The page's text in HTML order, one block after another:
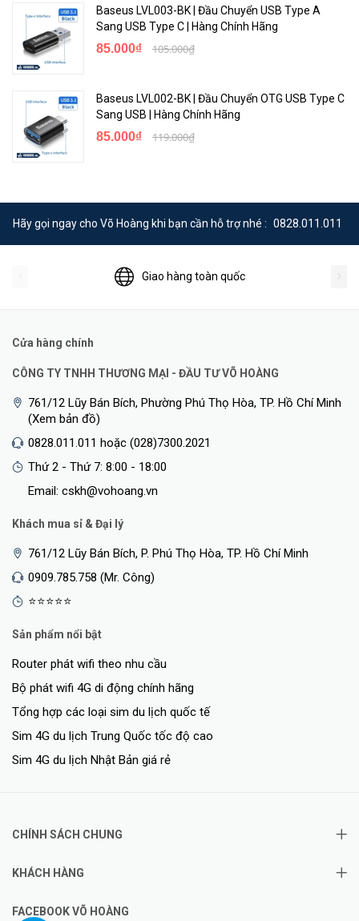
Baseus LVL003-BK | Đầu Chuyển USB Type A
Sang USB Type C | Hàng Chính Hãng
85.000₫ 105.000₫
Baseus LVL002-BK | Đầu Chuyển OTG USB Type C
Sang USB | Hàng Chính Hãng
85.000₫ 119.000₫
Hãy gọi ngay cho Võ Hoàng khi bạn cần hỗ trợ nhé : 0828.011.011
Giao hàng toàn quốc
Cửa hàng chính
CÔNG TY TNHH THƯƠNG MẠI - ĐẦU TƯ VÕ HOÀNG
761/12 Lũy Bán Bích, Phường Phú Thọ Hòa, TP. Hồ Chí Minh
(Xem bản đồ)
0828.011.011 hoặc (028)7300.2021
Thứ 2 - Thứ 7: 8:00 - 18:00
Email: cskh@vohoang.vn
Khách mua sỉ & Đại lý
761/12 Lũy Bán Bích, P. Phú Thọ Hòa, TP. Hồ Chí Minh
0909.785.758 (Mr. Công)
⭐⭐⭐⭐⭐
Sản phẩm nổi bật
Router phát wifi theo nhu cầu
Bộ phát wifi 4G di động chính hãng
Tổng hợp các loại sim du lịch quốc tế
Sim 4G du lịch Trung Quốc tốc độ cao
Sim 4G du lịch Nhật Bản giá rẻ
CHÍNH SÁCH CHUNG
KHÁCH HÀNG
FACEBOOK VÕ HOÀNG